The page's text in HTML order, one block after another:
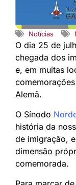
Notícias
O dia 25 de
chegada dos
e, em muitas
Alemã.
O Sínodo
história da
de imigração,
dimensão
comemorada.